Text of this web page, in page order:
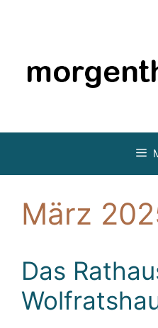
März
Das